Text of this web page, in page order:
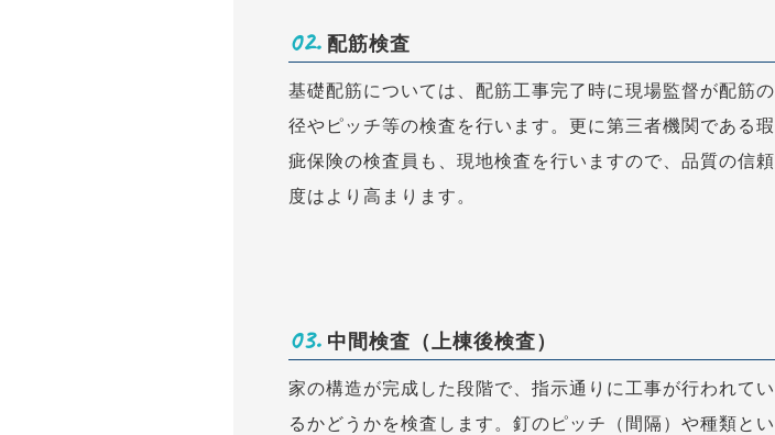
02. 配筋検査
基礎配筋については、配筋工事完了時に現場監督が配筋の
径やピッチ等の検査を行います。更に第三者機関である瑕
疵保険の検査員も、現地検査を行いますので、品質の信頼
度はより高まります。
03. 中間検査（上棟後検査）
家の構造が完成した段階で、指示通りに工事が行われてい
るかどうかを検査します。釘のピッチ（間隔）や種類とい